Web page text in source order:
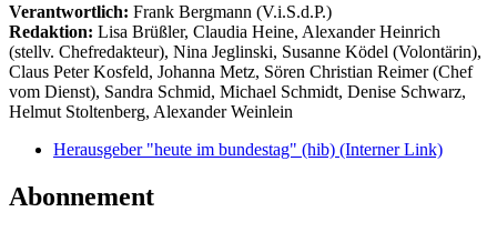
Verantwortlich: Frank Bergmann (V.i.S.d.P.)
Redaktion: Lisa Brüßler, Claudia Heine, Alexander Heinrich
(stellv. Chefredakteur), Nina Jeglinski, Susanne Ködel (Volontärin),
Claus Peter Kosfeld, Johanna Metz, Sören Christian Reimer (Chef
vom Dienst), Sandra Schmid, Michael Schmidt, Denise Schwarz,
Helmut Stoltenberg, Alexander Weinlein
Herausgeber "heute im bundestag" (hib) (Interner Link)
Abonnement